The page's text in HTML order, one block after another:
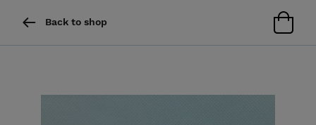
Back to shop